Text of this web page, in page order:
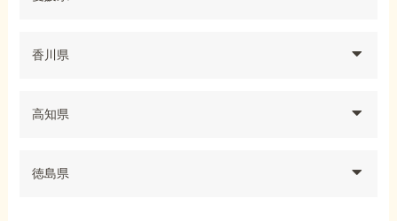
香川県
高知県
徳島県